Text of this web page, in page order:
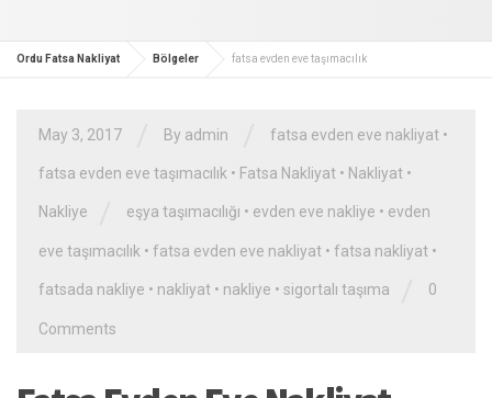
Ordu Fatsa Nakliyat Bölgeler fatsa evden eve taşımacılık
May 3, 2017 By admin fatsa evden eve nakliyat •
fatsa evden eve taşımacılık • Fatsa Nakliyat • Nakliyat •
Nakliye eşya taşımacılığı • evden eve nakliye • evden
eve taşımacılık • fatsa evden eve nakliyat • fatsa nakliyat •
fatsada nakliye • nakliyat • nakliye • sigortalı taşıma 0
Comments